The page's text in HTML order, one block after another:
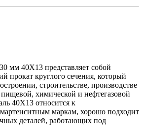
мм 40Х13 представляет собой
прокат круглого сечения, который
строительстве, производстве
химической и нефтегазовой
40Х13 относится к
маркам, хорошо подходит
деталей, работающих под